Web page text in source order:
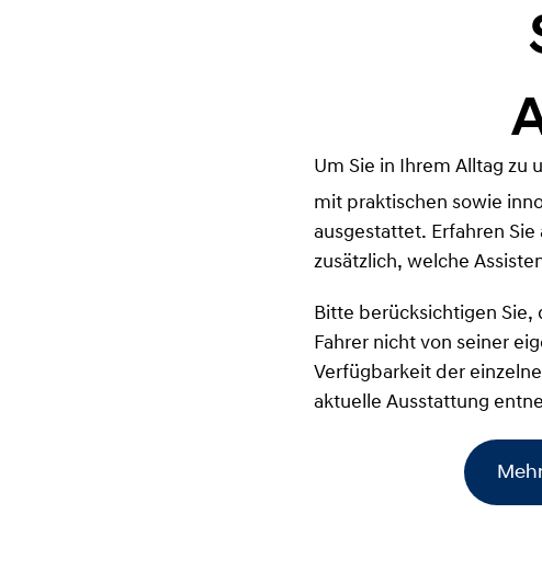
Um Sie in Ihrem Alltag zu
mit praktischen sowie
ausgestattet. Erfahren
zusätzlich, welche
Bitte berücksichtigen Sie,
Fahrer nicht von seiner
Verfügbarkeit der
aktuelle Ausstattung